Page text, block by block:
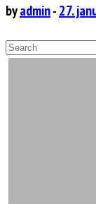
byadmin-27.